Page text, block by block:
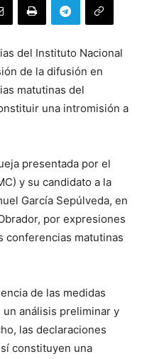
del Instituto Nacional
de la difusión en
matutinas del
una intromisión a
presentada por el
y su candidato a la
García Sepúlveda, en
por expresiones
conferencias matutinas
de las medidas
un análisis preliminar y
las declaraciones
constituyen una